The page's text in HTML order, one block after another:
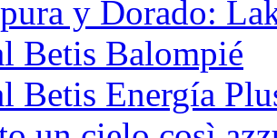
y Dorado:
Betis Balompié
Betis Energía